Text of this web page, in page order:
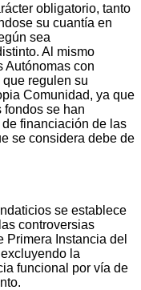
obligatorio, tanto
su cuantía en
sea
Al mismo
Autónomas con
regulen su
Comunidad, ya que
fondos se han
financiación de las
se considera debe de
se establece
controversias
Primera Instancia del
la
funcional por vía de